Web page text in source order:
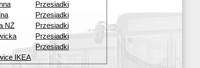
Przesiadki
Przesiadki
NŻ
Przesiadki
Przesiadki
Przesiadki
IKEA